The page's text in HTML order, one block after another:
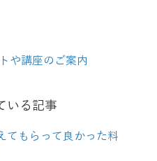
や講座のご案内
いる記事
てもらって良かった料